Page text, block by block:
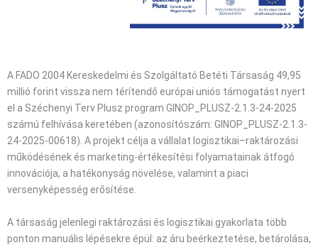
A FADO 2004 Kereskedelmi és Szolgáltató Betéti Társaság 49,95
millió forint vissza nem térítendő európai uniós támogatást nyert
el a Széchenyi Terv Plusz program GINOP_PLUSZ-2.1.3-24-2025
számú felhívása keretében (azonosítószám: GINOP_PLUSZ-2.1.3-
24-2025-00618). A projekt célja a vállalat logisztikai–raktározási
működésének és marketing-értékesítési folyamatainak átfogó
innovációja, a hatékonyság növelése, valamint a piaci
versenyképesség erősítése.
A társaság jelenlegi raktározási és logisztikai gyakorlata több
ponton manuális lépésekre épül: az áru beérkeztetése, betárolása,